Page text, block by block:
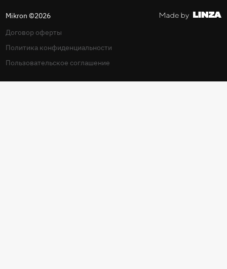
Mikron ©2026
Договор оферты
Политика конфиденциальности
Пользовательское соглашение